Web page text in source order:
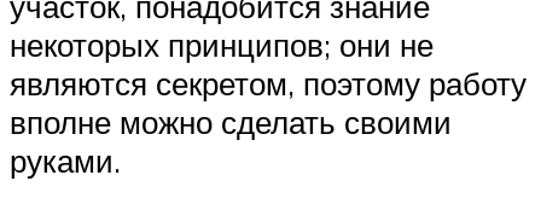
некоторых принципов; они не
являются секретом, поэтому работу
вполне можно сделать своими
руками.